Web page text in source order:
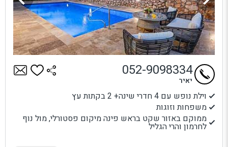
וילת נופש עם 4 חדרי שינה+ 2 בקתות עץ
משפחות וזוגות
ממוקם באזור שקט בראש פינה מיקום פסטורלי, מול נוף
לחרמון והרי הגליל
052-9098334
יאיר